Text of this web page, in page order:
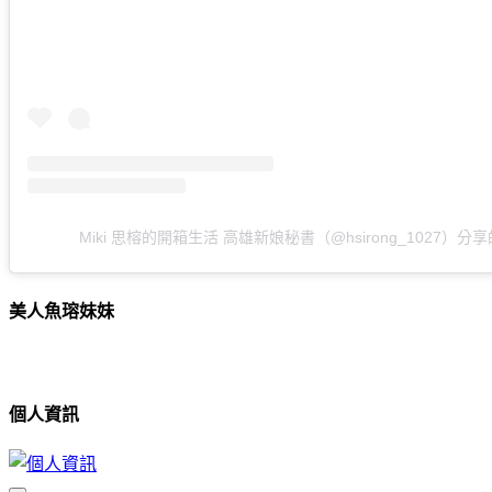
Miki 思榕的開箱生活 高雄新娘秘書（@hsirong_1027）分享
美人魚瑢妹妹
個人資訊